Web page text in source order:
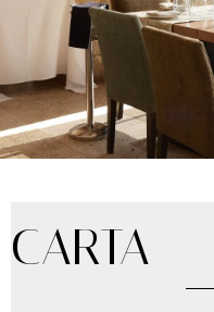
CARTA